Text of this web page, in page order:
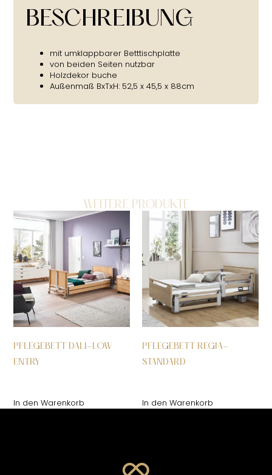
BESCHREIBUNG
mit umklappbarer Betttischplatte
von beiden Seiten nutzbar
Holzdekor buche
Außenmaß BxTxH: 52,5 x 45,5 x 88cm
WEITERE PRODUKTE
PFLEGEBETT DALI-LOW
ENTRY
In den Warenkorb
PFLEGEBETT REGIA-
STANDARD
In den Warenkorb